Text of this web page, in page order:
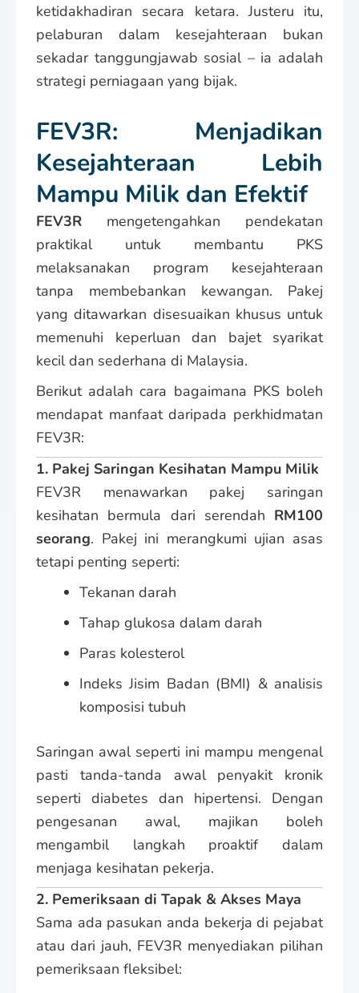
ketidakhadiran secara ketara. Justeru itu,
pelaburan dalam kesejahteraan bukan
sekadar tanggungjawab sosial – ia adalah
strategi perniagaan yang bijak.
FEV3R: Menjadikan
Kesejahteraan Lebih
Mampu Milik dan Efektif
FEV3R mengetengahkan pendekatan
praktikal untuk membantu PKS
melaksanakan program kesejahteraan
tanpa membebankan kewangan. Pakej
yang ditawarkan disesuaikan khusus untuk
memenuhi keperluan dan bajet syarikat
kecil dan sederhana di Malaysia.
Berikut adalah cara bagaimana PKS boleh
mendapat manfaat daripada perkhidmatan
FEV3R:
1. Pakej Saringan Kesihatan Mampu Milik
FEV3R menawarkan pakej saringan
kesihatan bermula dari serendah RM100
seorang. Pakej ini merangkumi ujian asas
tetapi penting seperti:
Tekanan darah
Tahap glukosa dalam darah
Paras kolesterol
Indeks Jisim Badan (BMI) & analisis
komposisi tubuh
Saringan awal seperti ini mampu mengenal
pasti tanda-tanda awal penyakit kronik
seperti diabetes dan hipertensi. Dengan
pengesanan awal, majikan boleh
mengambil langkah proaktif dalam
menjaga kesihatan pekerja.
2. Pemeriksaan di Tapak & Akses Maya
Sama ada pasukan anda bekerja di pejabat
atau dari jauh, FEV3R menyediakan pilihan
pemeriksaan fleksibel: